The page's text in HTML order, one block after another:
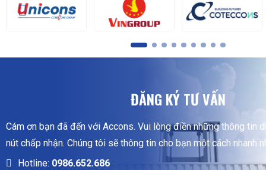
ĐĂNG KÝ TƯ VẤN
Cám ơn bạn đã đến với Accons. Vui lòng điền những thông tin
nút chấp nhận. Chúng tôi sẽ thông tin cho bạn một cách nhanh
Hotline: 0986.652.686